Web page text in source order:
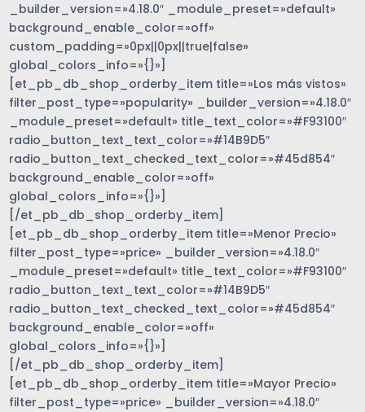
_builder_version=»4.18.0″ _module_preset=»default»
background_enable_color=»off»
custom_padding=»0px||0px||true|false»
global_colors_info=»{}»]
[et_pb_db_shop_orderby_item title=»Los más vistos»
filter_post_type=»popularity» _builder_version=»4.18.0″
_module_preset=»default» title_text_color=»#F93100″
radio_button_text_text_color=»#14B9D5″
radio_button_text_checked_text_color=»#45d854″
background_enable_color=»off»
global_colors_info=»{}»]
[/et_pb_db_shop_orderby_item]
[et_pb_db_shop_orderby_item title=»Menor Precio»
filter_post_type=»price» _builder_version=»4.18.0″
_module_preset=»default» title_text_color=»#F93100″
radio_button_text_text_color=»#14B9D5″
radio_button_text_checked_text_color=»#45d854″
background_enable_color=»off»
global_colors_info=»{}»]
[/et_pb_db_shop_orderby_item]
[et_pb_db_shop_orderby_item title=»Mayor Precio»
filter_post_type=»price» _builder_version=»4.18.0″